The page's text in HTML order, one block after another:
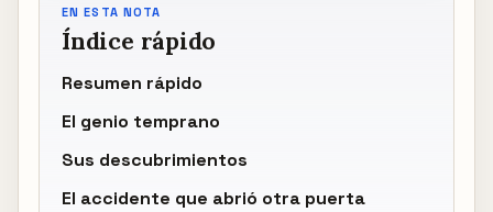
EN ESTA NOTA
Índice rápido
Resumen rápido
El genio temprano
Sus descubrimientos
El accidente que abrió otra puerta